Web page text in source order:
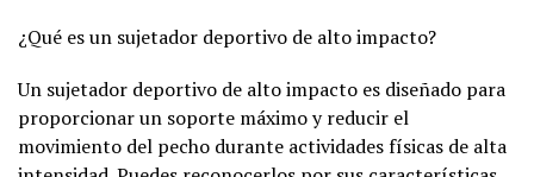
¿Qué es un sujetador deportivo de alto impacto?
Un sujetador deportivo de alto impacto es diseñado para
proporcionar un soporte máximo y reducir el
movimiento del pecho durante actividades físicas de alta